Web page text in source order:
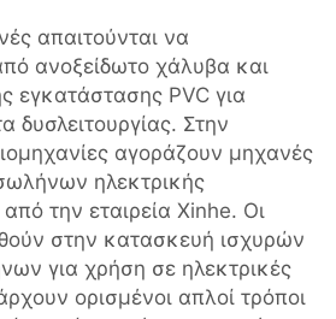
απαιτούνται να
ανοξείδωτο χάλυβα και
εγκατάστασης PVC για
δυσλειτουργίας. Στην
αγοράζουν μηχανές
ηλεκτρικής
την εταιρεία Xinhe. Οι
στην κατασκευή ισχυρών
για χρήση σε ηλεκτρικές
ορισμένοι απλοί τρόποι